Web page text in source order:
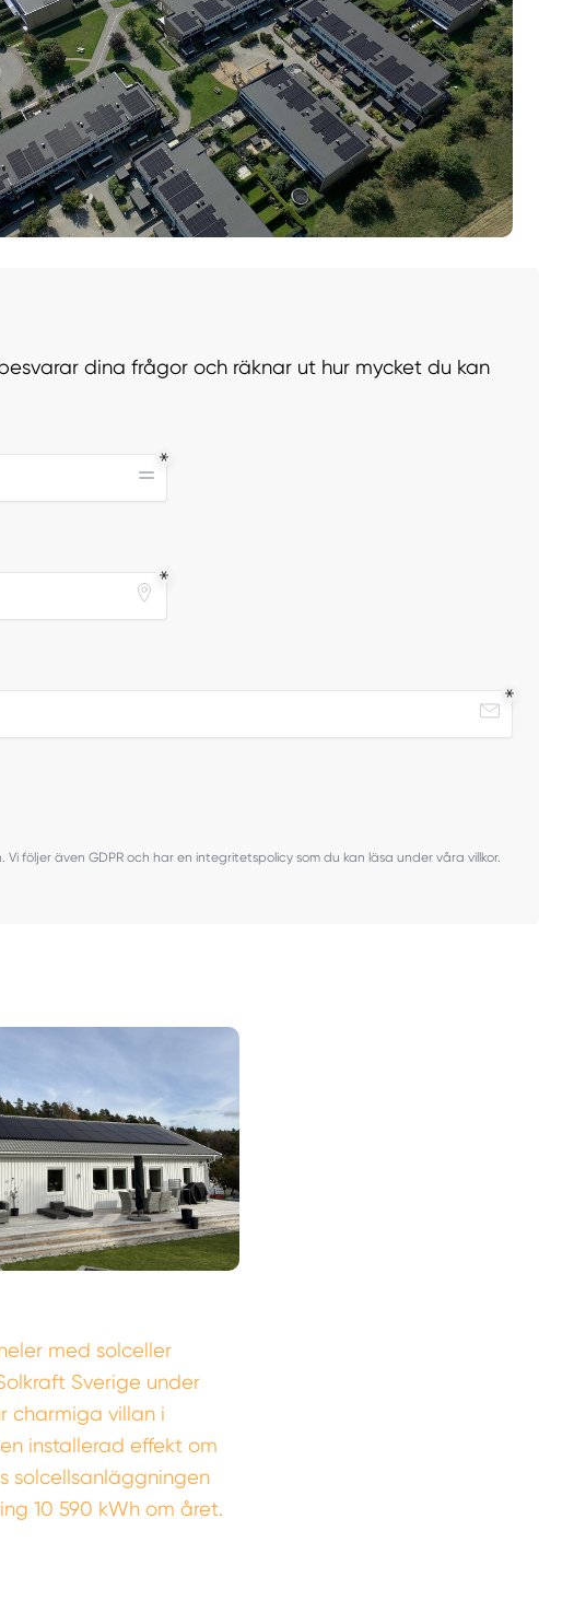
dina frågor och räknar ut hur mycket du kan
även GDPR och har en integritetspolicy som du kan läsa under våra villkor.
med solceller
Sverige under
charmiga villan i
installerad effekt om
solcellsanläggningen
10 590 kWh om året.